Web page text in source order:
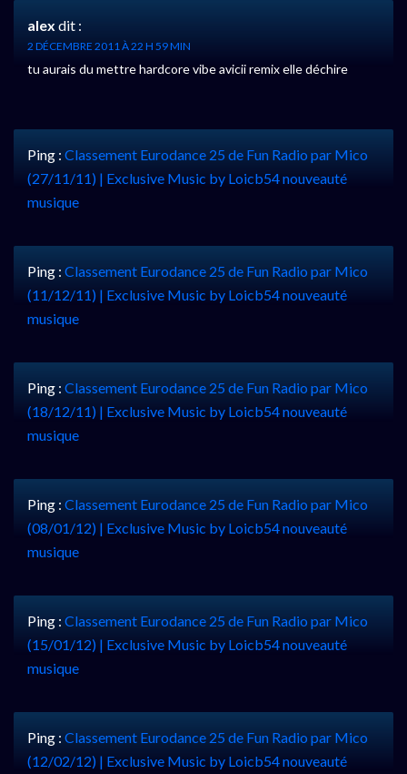
alex dit :
2 DÉCEMBRE 2011 À 22 H 59 MIN
tu aurais du mettre hardcore vibe avicii remix elle déchire
Ping : Classement Eurodance 25 de Fun Radio par Mico
(27/11/11) | Exclusive Music by Loicb54 nouveauté
musique
Ping : Classement Eurodance 25 de Fun Radio par Mico
(11/12/11) | Exclusive Music by Loicb54 nouveauté
musique
Ping : Classement Eurodance 25 de Fun Radio par Mico
(18/12/11) | Exclusive Music by Loicb54 nouveauté
musique
Ping : Classement Eurodance 25 de Fun Radio par Mico
(08/01/12) | Exclusive Music by Loicb54 nouveauté
musique
Ping : Classement Eurodance 25 de Fun Radio par Mico
(15/01/12) | Exclusive Music by Loicb54 nouveauté
musique
Ping : Classement Eurodance 25 de Fun Radio par Mico
(12/02/12) | Exclusive Music by Loicb54 nouveauté